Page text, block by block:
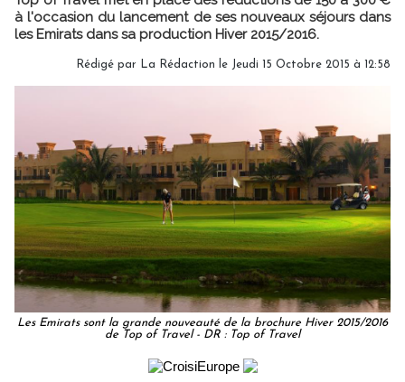
à l'occasion du lancement de ses nouveaux séjours dans
les Emirats dans sa production Hiver 2015/2016.
Rédigé par La Rédaction le Jeudi 15 Octobre 2015 à 12:58
Les Emirats sont la grande nouveauté de la brochure Hiver 2015/2016
de Top of Travel - DR : Top of Travel